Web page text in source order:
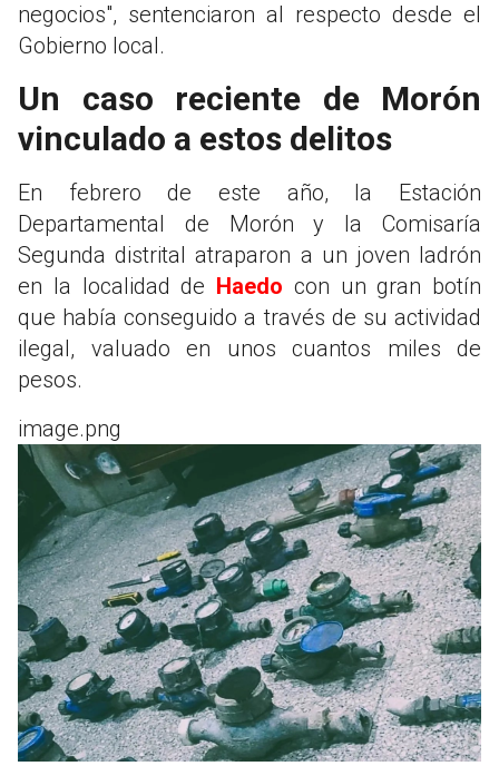
negocios", sentenciaron al respecto desde el
Gobierno local.
Un caso reciente de Morón
vinculado a estos delitos
En febrero de este año, la Estación
Departamental de Morón y la Comisaría
Segunda distrital atraparon a un joven ladrón
en la localidad de Haedo con un gran botín
que había conseguido a través de su actividad
ilegal, valuado en unos cuantos miles de
pesos.
image.png